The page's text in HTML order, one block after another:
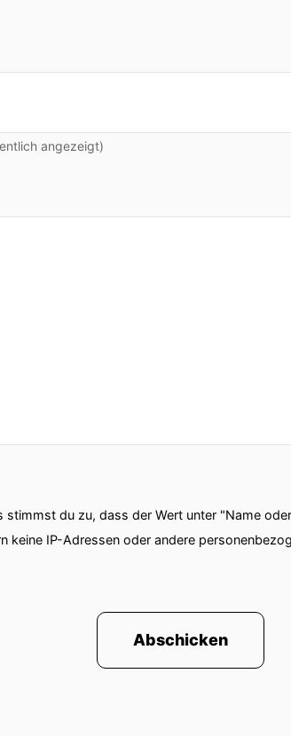
angezeigt)
stimmst du zu, dass der Wert unter "Name
keine IP-Adressen oder andere
Abschicken